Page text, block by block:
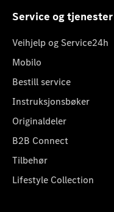
Service og tjenester
Veihjelp og Service24h
Mobilo
Bestill service
Instruksjonsbøker
Originaldeler
B2B Connect
Tilbehør
Lifestyle Collection